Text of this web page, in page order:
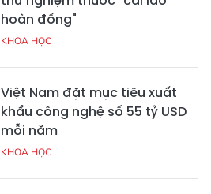
hoàn đồng"
KHOA HỌC
Việt Nam đặt mục tiêu xuất
khẩu công nghệ số 55 tỷ USD
mỗi năm
KHOA HỌC